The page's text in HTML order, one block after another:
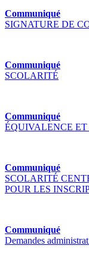
Communiqué
SIGNATURE DE
Communiqué
SCOLARITÉ
Communiqué
ÉQUIVALENCE
Communiqué
SCOLARITÉ
POUR LES
Communiqué
Demandes